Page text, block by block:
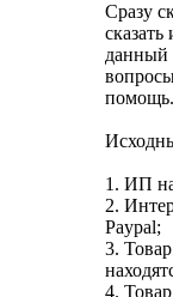
Сразу
данный
помощь.
1. ИП
2.
Paypal;
3.
4.